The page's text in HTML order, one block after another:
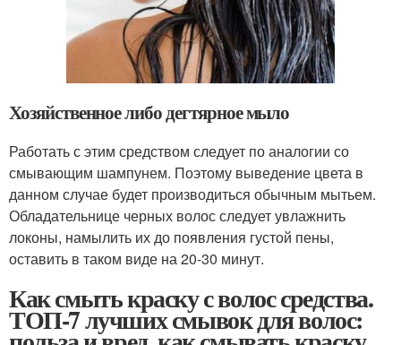
Хозяйственное либо дегтярное мыло
Работать с этим средством следует по аналогии со
смывающим шампунем. Поэтому выведение цвета в
данном случае будет производиться обычным мытьем.
Обладательнице черных волос следует увлажнить
локоны, намылить их до появления густой пены,
оставить в таком виде на 20-30 минут.
Как смыть краску с волос средства.
ТОП-7 лучших смывок для волос: